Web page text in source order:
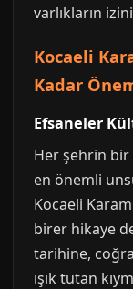
varlıkların
Kocaeli
Kadar
Efsaneler
Her şehrin bir
en önemli
Kocaeli
birer hikaye
tarihine,
ışık tutan